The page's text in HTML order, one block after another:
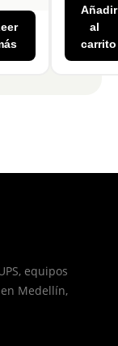
Añadir
al
carrito
equipos
Medellín,